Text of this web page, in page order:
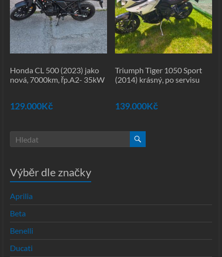
Honda CL 500 (2023) jako
nová, 7000km, řp.A2- 35kW
129.000Kč
Triumph Tiger 1050 Sport
(2014) krásný, po servisu
139.000Kč
Výběr dle značky
Aprilia
Beta
Benelli
Ducati